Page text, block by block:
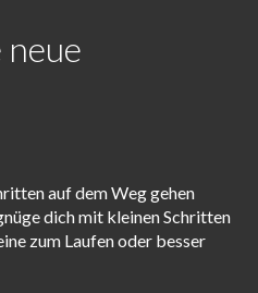
neue
auf dem Weg gehen
dich mit kleinen Schritten
zum Laufen oder besser